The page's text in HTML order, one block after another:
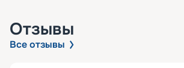
Отзывы
Все отзывы